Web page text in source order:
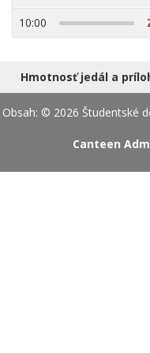
10:00
Hmotnosť jedál a
Obsah: © 2026 Študentské
Canteen